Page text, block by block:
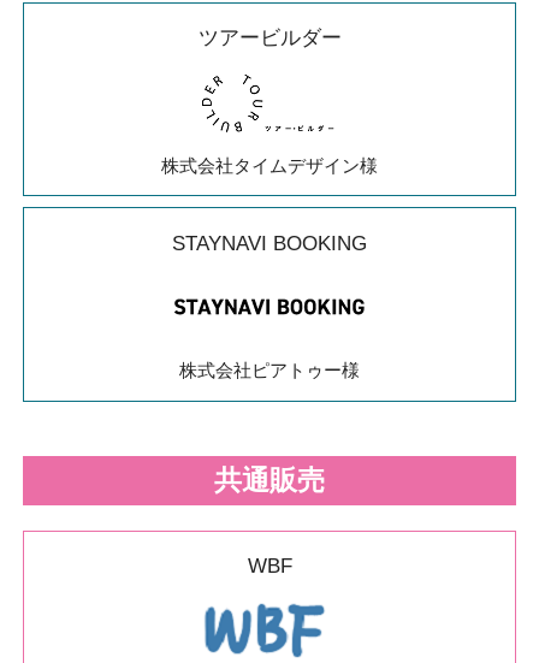
ツアービルダー
株式会社タイムデザイン様
STAYNAVI BOOKING
株式会社ピアトゥー様
共通販売
WBF